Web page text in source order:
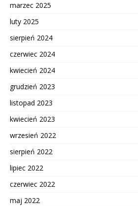
marzec 2025
luty 2025
sierpień 2024
czerwiec 2024
kwiecień 2024
grudzień 2023
listopad 2023
kwiecień 2023
wrzesień 2022
sierpień 2022
lipiec 2022
czerwiec 2022
maj 2022